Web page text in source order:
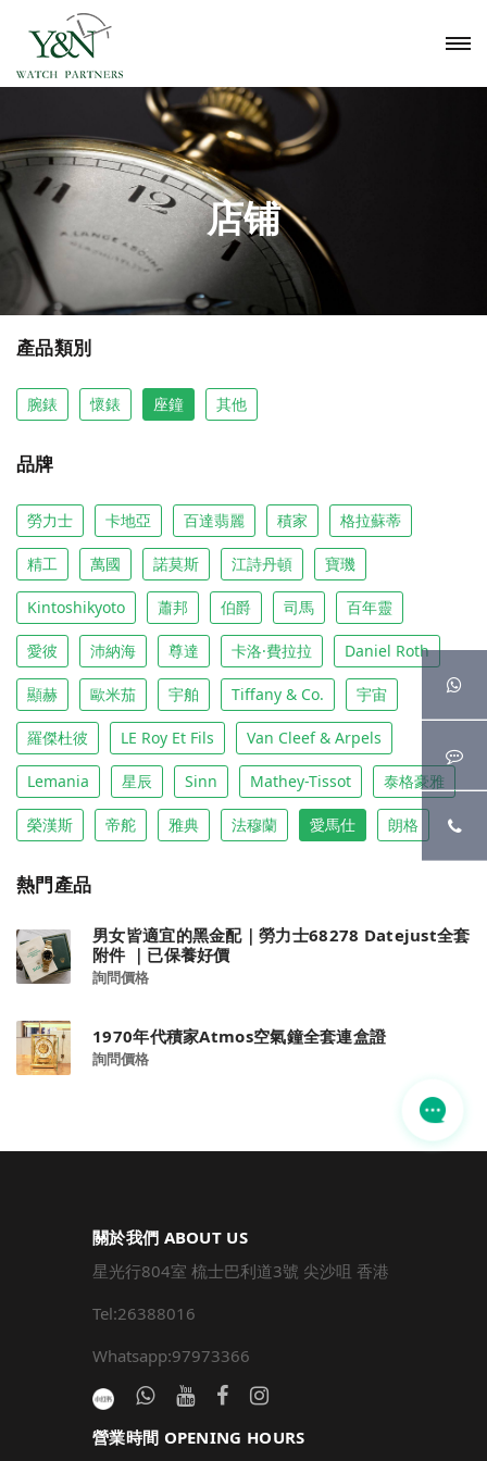
店铺
產品類別
腕錶 懷錶 座鐘 其他
品牌
勞力士 卡地亞 百達翡麗 積家 格拉蘇蒂
精工 萬國 諾莫斯 江詩丹頓 寶璣
Kintoshikyoto 蕭邦 伯爵 司馬 百年靈
愛彼 沛納海 尊達 卡洛·費拉拉 Daniel Roth
顯赫 歐米茄 宇舶 Tiffany & Co. 宇宙
羅傑杜彼 LE Roy Et Fils Van Cleef & Arpels
Lemania 星辰 Sinn Mathey-Tissot 泰格豪雅
榮漢斯 帝舵 雅典 法穆蘭 愛馬仕 朗格
熱門產品
男女皆適宜的黑金配｜勞力士68278 Datejust全套
附件 ｜已保養好價
詢問價格
1970年代積家Atmos空氣鐘全套連盒證
詢問價格
關於我們 ABOUT US
星光行804室 梳士巴利道3號 尖沙咀 香港
Tel:26388016
Whatsapp:97973366
營業時間 OPENING HOURS